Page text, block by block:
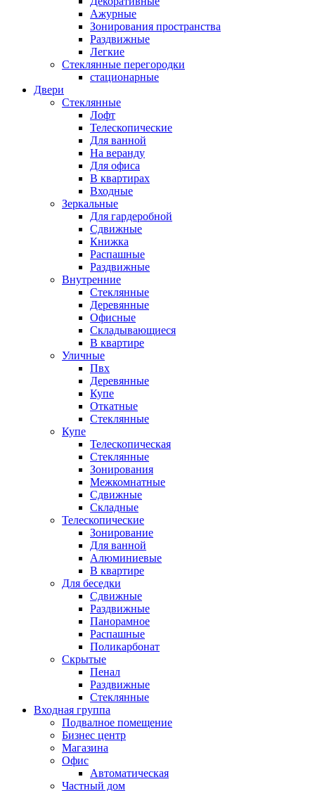
Ажурные
Зонирования пространства
Раздвижные
Легкие
Стеклянные перегородки
стационарные
Двери
Стеклянные
Лофт
Телескопические
Для ванной
На веранду
Для офиса
В квартирах
Входные
Зеркальные
Для гардеробной
Сдвижные
Книжка
Распашные
Раздвижные
Внутренние
Стеклянные
Деревянные
Офисные
Складывающиеся
В квартире
Уличные
Пвх
Деревянные
Купе
Откатные
Стеклянные
Купе
Телескопическая
Стеклянные
Зонирования
Межкомнатные
Сдвижные
Складные
Телескопические
Зонирование
Для ванной
Алюминиевые
В квартире
Для беседки
Сдвижные
Раздвижные
Панорамное
Распашные
Поликарбонат
Скрытые
Пенал
Раздвижные
Стеклянные
Входная группа
Подвалное помещение
Бизнес центр
Магазина
Офис
Автоматическая
Частный дом